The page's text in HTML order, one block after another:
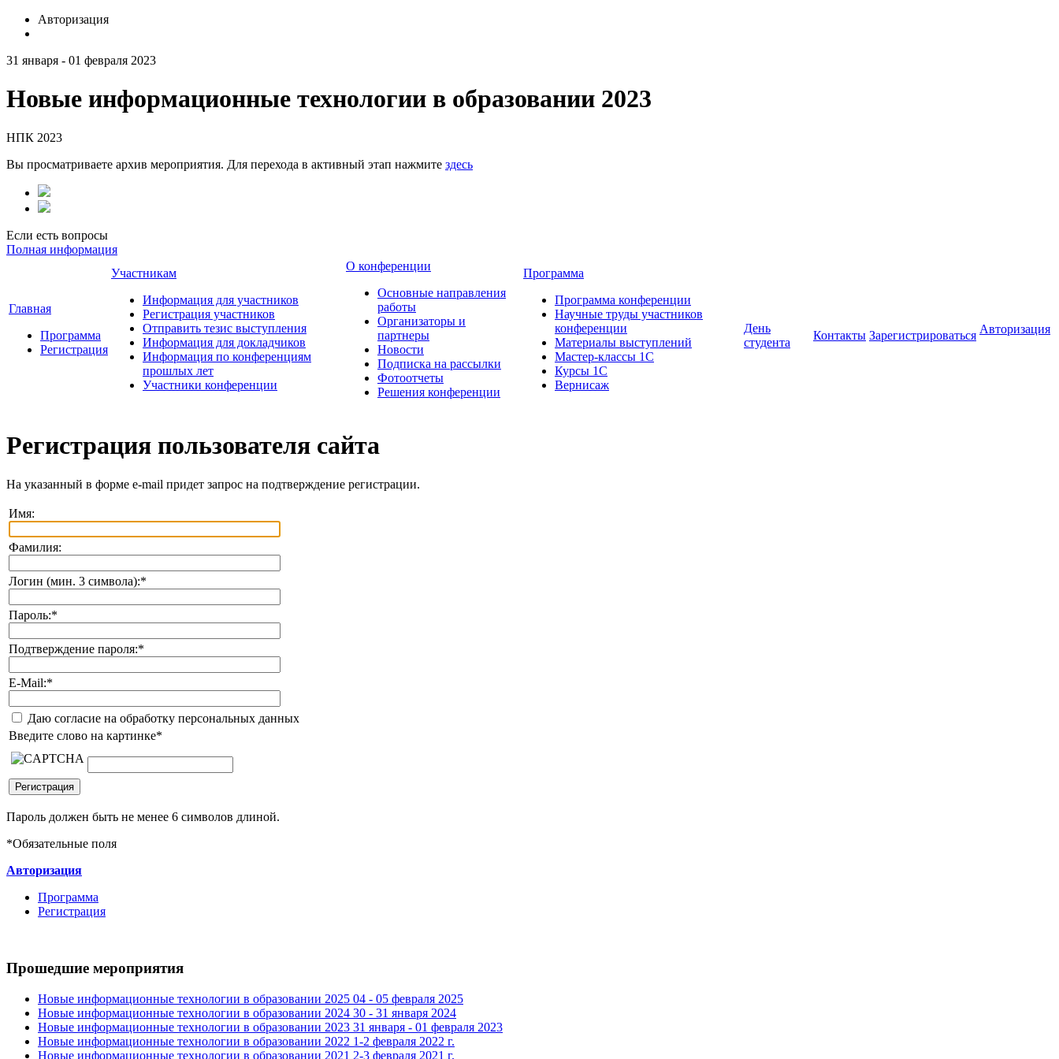
Авторизация
31 января - 01 февраля 2023
Новые информационные технологии в образовании 2023
НПК 2023
Вы просматриваете архив мероприятия. Для перехода в активный этап нажмите здесь
Если есть вопросы
Полная информация
Главная
Программа
Регистрация
Участникам
Информация для участников
Регистрация участников
Отправить тезис выступления
Информация для докладчиков
Информация по конференциям
прошлых лет
Участники конференции
О конференции
Основные направления
работы
Организаторы и
партнеры
Новости
Подписка на рассылки
Фотоотчеты
Решения конференции
Программа
Программа конференции
Научные труды участников
конференции
Материалы выступлений
Мастер-классы 1С
Курсы 1С
Вернисаж
День
студента
Контакты Зарегистрироваться Авторизация
Регистрация пользователя сайта
На указанный в форме e-mail придет запрос на подтверждение регистрации.
Имя:
Фамилия:
Логин (мин. 3 символа):*
Пароль:*
Подтверждение пароля:*
E-Mail:*
Даю согласие на обработку персональных данных
Введите слово на картинке*
Пароль должен быть не менее 6 символов длиной.
*Обязательные поля
Авторизация
Программа
Регистрация
Прошедшие мероприятия
Новые информационные технологии в образовании 2025 04 - 05 февраля 2025
Новые информационные технологии в образовании 2024 30 - 31 января 2024
Новые информационные технологии в образовании 2023 31 января - 01 февраля 2023
Новые информационные технологии в образовании 2022 1-2 февраля 2022 г.
Новые информационные технологии в образовании 2021 2-3 февраля 2021 г.